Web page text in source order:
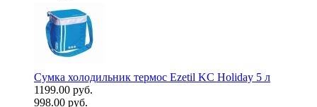
Сумка холодильник термос Ezetil KC Holiday 5 л
1199.00 руб.
998.00 руб.